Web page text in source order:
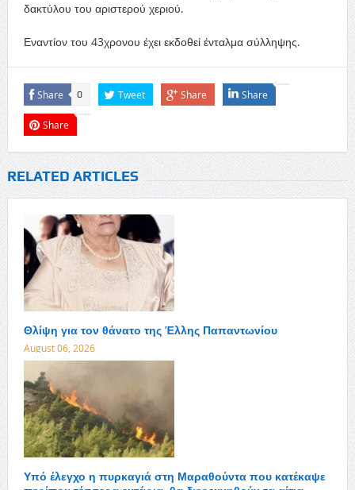
δακτύλου του αριστερού χεριού.
Εναντίον του 43χρονου έχει εκδοθεί ένταλμα σύλληψης.
Share 0 Tweet Share Share
Share
RELATED ARTICLES
Θλίψη για τον θάνατο της Έλλης Παπαντωνίου
August 06, 2026
Υπό έλεγχο η πυρκαγιά στη Μαραθούντα που κατέκαψε